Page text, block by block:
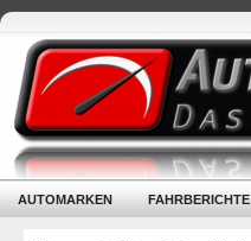
AUTOMARKEN FAHRBERICHTE